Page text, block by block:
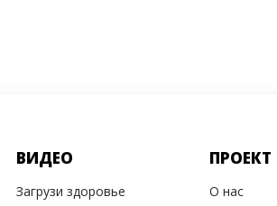
ВИДЕО
Загрузи здоровье
ПРОЕКТ
О нас